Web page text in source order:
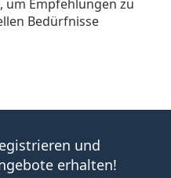
um Empfehlungen zu
Bedürfnisse
und
erhalten!